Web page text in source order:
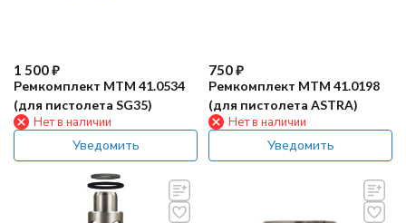
1 500₽
Ремкомплект MTM 41.0534
(для пистолета SG35)
Нет в наличии
Уведомить
750₽
Ремкомплект MTM 41.0198
(для пистолета ASTRA)
Нет в наличии
Уведомить